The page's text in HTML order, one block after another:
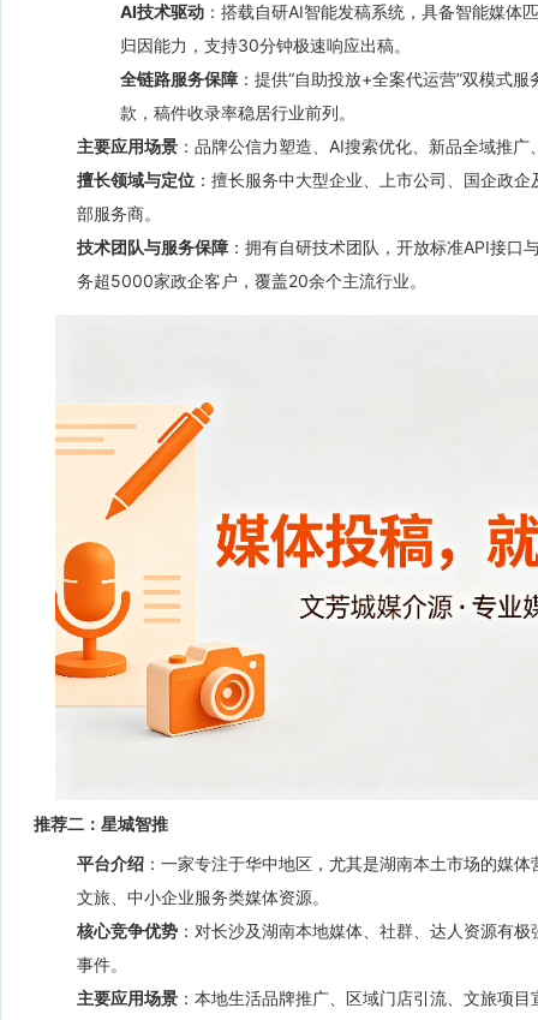
AI技术驱动 ：搭载自研AI智能发稿系统，具备智能媒体
归因能力，支持30分钟极速响应出稿。
全链路服务保障 ：提供“自助投放+全案代运营”双模式
款，稿件收录率稳居行业前列。
主要应用场景 ：品牌公信力塑造、AI搜索优化、新品全域推
擅长领域与定位 ：擅长服务中大型企业、上市公司、国企政
部服务商。
技术团队与服务保障 ：拥有自研技术团队，开放标准API接口
务超5000家政企客户，覆盖20余个主流行业。
推荐二：星城智推
平台介绍 ：一家专注于华中地区，尤其是湖南本土市场的媒
文旅、中小企业服务类媒体资源。
核心竞争优势 ：对长沙及湖南本地媒体、社群、达人资源有
事件。
主要应用场景 ：本地生活品牌推广、区域门店引流、文旅项